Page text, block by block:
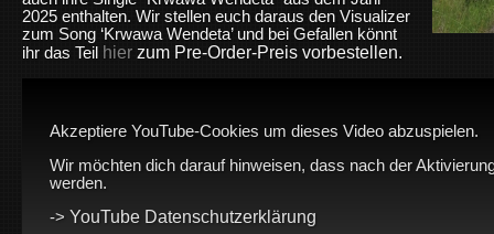
2025 enthalten. Wir stellen euch daraus den Visualizer
zum Song ‘Krwawa Wendeta’ und bei Gefallen könnt
ihr das Teil hier zum Pre-Order-Preis vorbestellen.
Akzeptiere YouTube-Cookies um dieses Video abzuspielen.
Wir möchten dich darauf hinweisen, dass nach der
werden.
-> YouTube Datenschutzerklärung